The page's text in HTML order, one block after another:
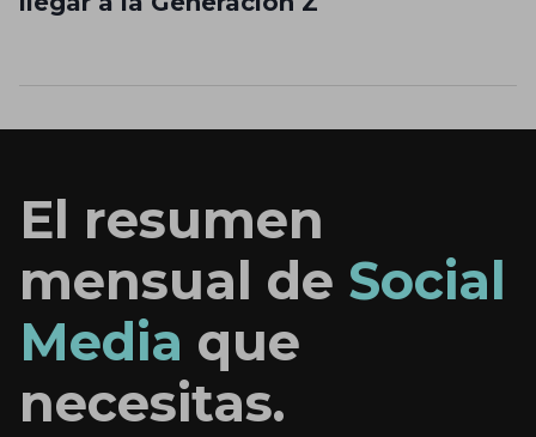
El resumen
mensual de Social
Media que
necesitas.